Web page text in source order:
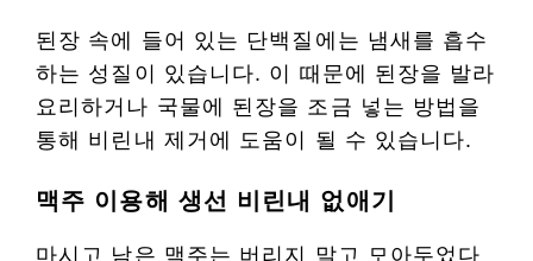
된장 속에 들어 있는 단백질에는 냄새를 흡수
하는 성질이 있습니다. 이 때문에 된장을 발라
요리하거나 국물에 된장을 조금 넣는 방법을
통해 비린내 제거에 도움이 될 수 있습니다.
맥주 이용해 생선 비린내 없애기
마시고 남은 맥주는 버리지 말고 모아두었다